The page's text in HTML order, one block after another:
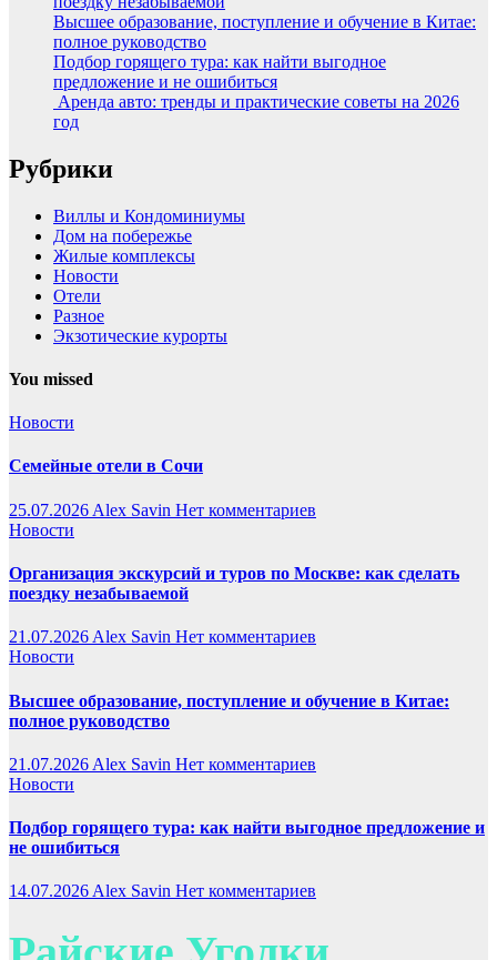
Высшее образование, поступление и обучение в Китае:
полное руководство
Подбор горящего тура: как найти выгодное
предложение и не ошибиться
Аренда авто: тренды и практические советы на 2026
год
Рубрики
Виллы и Кондоминиумы
Дом на побережье
Жилые комплексы
Новости
Отели
Разное
Экзотические курорты
You missed
Новости
Семейные отели в Сочи
25.07.2026 Alex Savin Нет комментариев
Новости
Организация экскурсий и туров по Москве: как сделать
поездку незабываемой
21.07.2026 Alex Savin Нет комментариев
Новости
Высшее образование, поступление и обучение в Китае:
полное руководство
21.07.2026 Alex Savin Нет комментариев
Новости
Подбор горящего тура: как найти выгодное предложение и
не ошибиться
14.07.2026 Alex Savin Нет комментариев